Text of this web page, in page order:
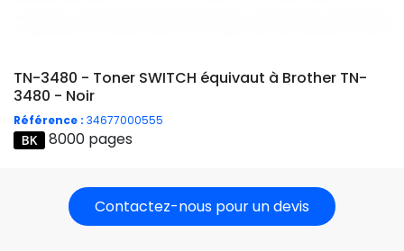
TN-3480 - Toner SWITCH équivaut à Brother TN-
3480 - Noir
Référence : 34677000555
8000 pages
Contactez-nous pour un devis